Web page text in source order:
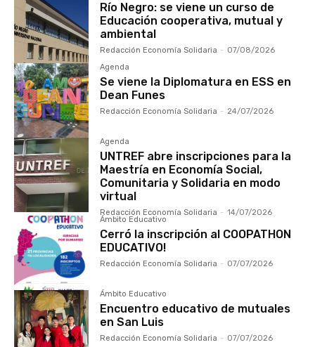
Río Negro: se viene un curso de
Educación cooperativa, mutual y
ambiental
Redacción Economía Solidaria - 07/08/2026
Agenda
Se viene la Diplomatura en ESS en
Dean Funes
Redacción Economía Solidaria - 24/07/2026
Agenda
UNTREF abre inscripciones para la
Maestría en Economía Social,
Comunitaria y Solidaria en modo
virtual
Redacción Economía Solidaria - 14/07/2026
Ámbito Educativo
Cerró la inscripción al COOPATHON
EDUCATIVO!
Redacción Economía Solidaria - 07/07/2026
Ámbito Educativo
Encuentro educativo de mutuales
en San Luis
Redacción Economía Solidaria - 07/07/2026